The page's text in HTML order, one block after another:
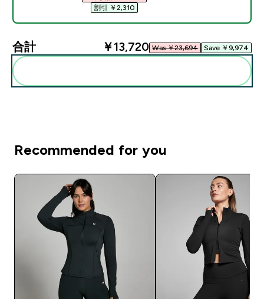
割引 ￥2,310‎
合計 ￥13,720‎ Was ￥23,694‎ Save ￥9,974‎
Recommended for you